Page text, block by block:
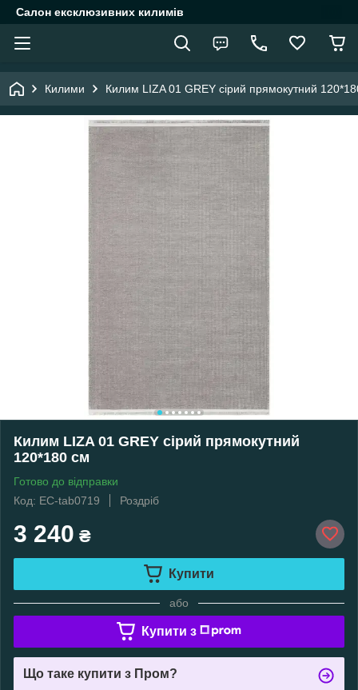
Салон ексклюзивних килимів
Килими Килим LIZA 01 GREY сірий прямокутний
Килим LIZA 01 GREY сірий прямокутний
120*180 см
Готово до відправки
Код: EC-tab0719
Роздріб
3 240 ₴
Купити
або
Купити з
Що таке купити з Пром?